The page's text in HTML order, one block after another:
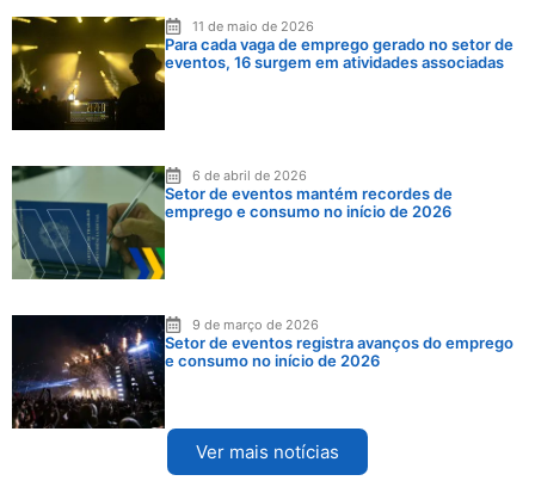
11 de maio de 2026
Para cada vaga de emprego gerado no setor de
eventos, 16 surgem em atividades associadas
6 de abril de 2026
Setor de eventos mantém recordes de
emprego e consumo no início de 2026
9 de março de 2026
Setor de eventos registra avanços do emprego
e consumo no início de 2026
Ver mais notícias